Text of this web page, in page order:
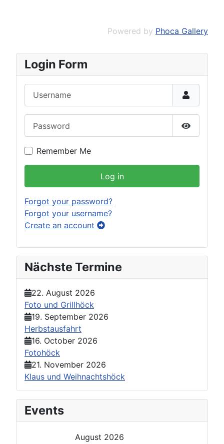
Powered by Phoca Gallery
Login Form
Show
Remember Me
Log in
Forgot your password?
Forgot your username?
Create an account
Nächste Termine
22. August 2026
Foto und Grillhöck
19. September 2026
Herbstausfahrt
16. October 2026
Fotohöck
21. November 2026
Klaus und Weihnachtshöck
Events
August 2026